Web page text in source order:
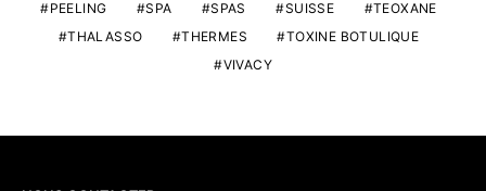
PEELING
SPA SPAS SUISSE
TEOXANE
THALASSO
THERMES
TOXINE BOTULIQUE
VIVACY